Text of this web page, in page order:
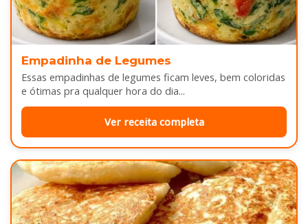
Empadinha de Legumes
Essas empadinhas de legumes ficam leves, bem coloridas
e ótimas pra qualquer hora do dia...
Ver receita completa